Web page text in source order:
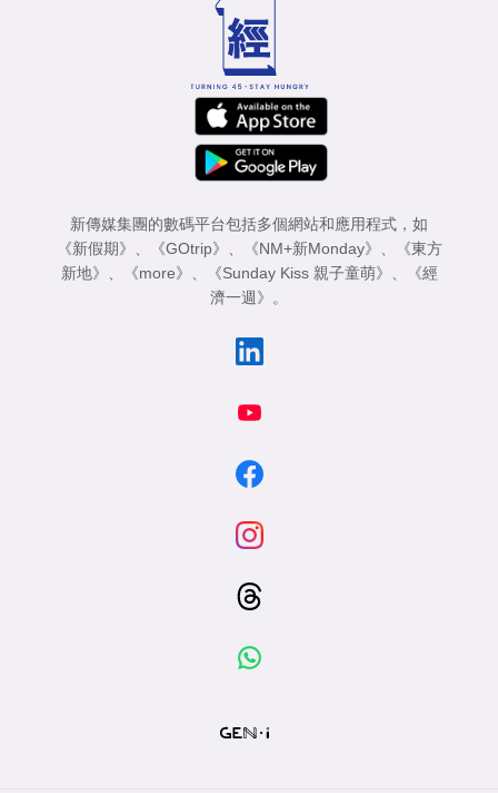
新傳媒集團的數碼平台包括多個網站和應用程式，如
《新假期》
《GOtrip》 《NM+新Monday》
《東方
新地》
《more》 《Sunday Kiss 親子童萌》
《經
濟一週》
。